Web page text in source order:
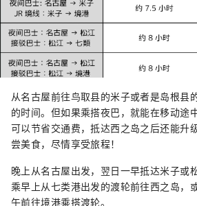
从名古屋前往鸟取县的米子或者是岛根县
的时间。但如果乘搭夜巴，就能在移动途
可以节省交通费，抵达西之岛之后还能升
尝美食，尽情享受旅程！
晚上从名古屋出发，翌日一早抵达米子或
乘早上从七类港出发的渡轮前往西之岛，
午前往境港乘搭渡轮。